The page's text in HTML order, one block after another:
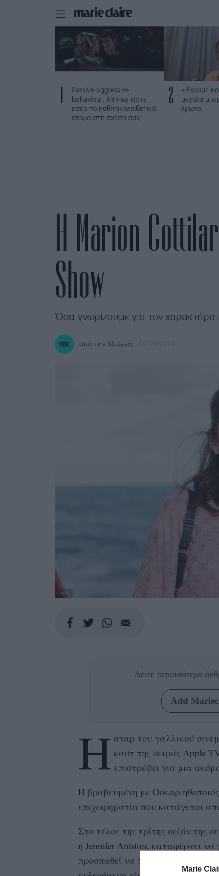
Marie
Passive aggressive
behaviour: Μήπως είστε
εσείς το παθητικοεπιθετικό
άτομο στη σχέση σας;
2
«Έχουμε
μεγάλα
έρωτα
H Marion
Show
Όσα γνωρίζουμε για τον
από την Mcteam
CHANEL
Δείτε περισσότερα
Add
H σταρ του γαλλικού
καστ της σειράς Apple
επιστρέψει για μια
Η βραβευμένη με Όσκαρ
επιχειρηματία που κατάγεται
Στο τέλος της τρίτης σεζόν της
η Jennifer Aniston, καταφέρνει
προσπαθεί να πάρει υπό τον